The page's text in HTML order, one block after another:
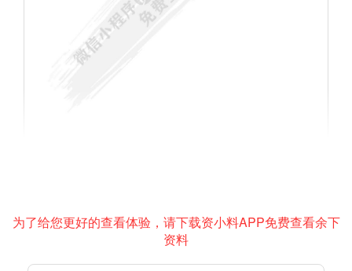
为了给您更好的查看体验，请下载资小料APP免费查看余下
资料